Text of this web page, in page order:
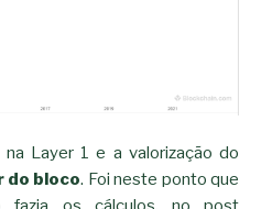
Layer 1 e a valorização do
do bloco. Foi neste ponto que